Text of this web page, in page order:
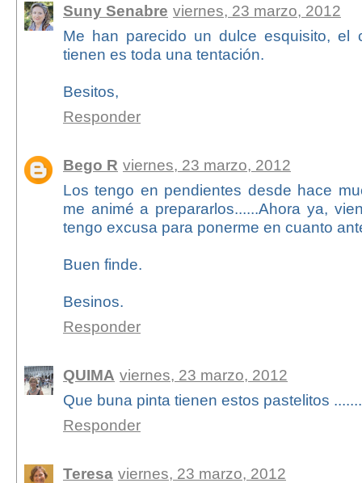
Suny Senabre viernes, 23 marzo, 2012
Me han parecido un dulce esquisito, el
tienen es toda una tentación.
Besitos,
Responder
Bego R viernes, 23 marzo, 2012
Los tengo en pendientes desde hace
me animé a prepararlos......Ahora ya,
tengo excusa para ponerme en cuanto
Buen finde.
Besinos.
Responder
QUIMA viernes, 23 marzo, 2012
Que buna pinta tienen estos pastelitos
Responder
Teresa viernes, 23 marzo, 2012